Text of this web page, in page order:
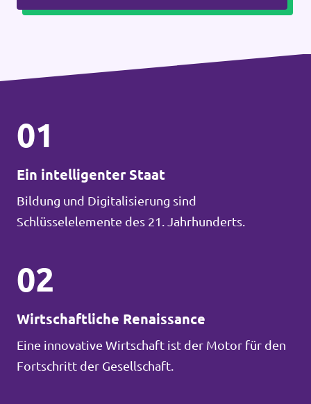
01
Ein intelligenter Staat
Bildung und Digitalisierung sind
Schlüsselelemente des 21. Jahrhunderts.
02
Wirtschaftliche Renaissance
Eine innovative Wirtschaft ist der Motor für den
Fortschritt der Gesellschaft.